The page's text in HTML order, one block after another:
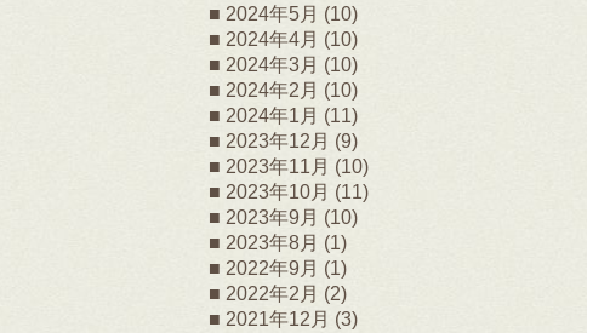
2024年5月 (10)
2024年4月 (10)
2024年3月 (10)
2024年2月 (10)
2024年1月 (11)
2023年12月 (9)
2023年11月 (10)
2023年10月 (11)
2023年9月 (10)
2023年8月 (1)
2022年9月 (1)
2022年2月 (2)
2021年12月 (3)